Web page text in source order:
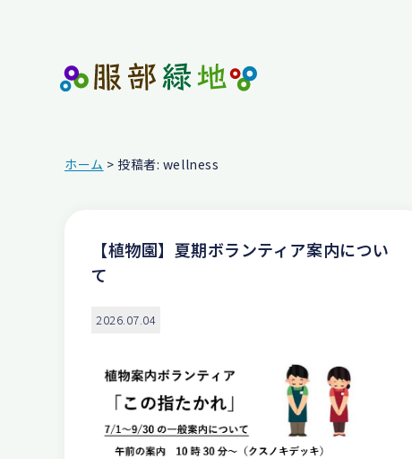
ホーム > 投稿者: wellness
【植物園】夏期ボランティア案内につい
て
2026.07.04